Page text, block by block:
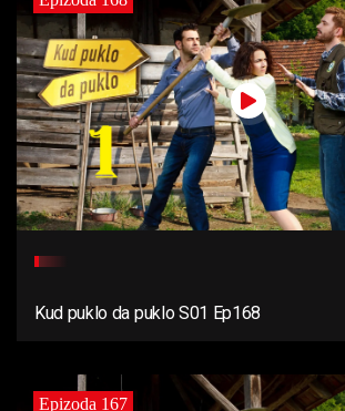
Kud puklo da puklo S01 Ep168
Epizoda 167